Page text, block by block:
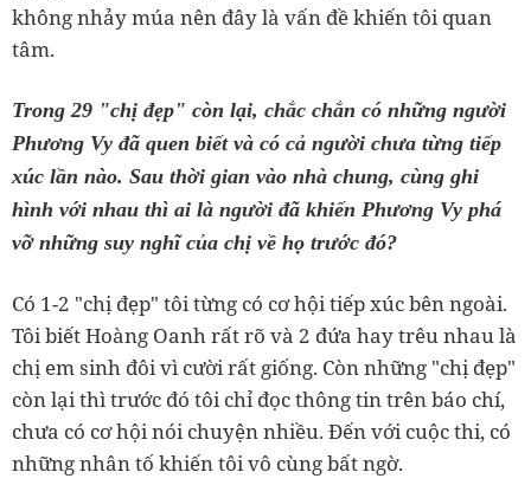
không nhảy múa nên đây là vấn đề khiến tôi quan
tâm.
Trong 29 "chị đẹp" còn lại, chắc chắn có những người
Phương Vy đã quen biết và có cả người chưa từng tiếp
xúc lần nào. Sau thời gian vào nhà chung, cùng ghi
hình với nhau thì ai là người đã khiến Phương Vy phá
vỡ những suy nghĩ của chị về họ trước đó?
Có 1-2 "chị đẹp" tôi từng có cơ hội tiếp xúc bên ngoài.
Tôi biết Hoàng Oanh rất rõ và 2 đứa hay trêu nhau là
chị em sinh đôi vì cười rất giống. Còn những "chị đẹp"
còn lại thì trước đó tôi chỉ đọc thông tin trên báo chí,
chưa có cơ hội nói chuyện nhiều. Đến với cuộc thi, có
những nhân tố khiến tôi vô cùng bất ngờ.